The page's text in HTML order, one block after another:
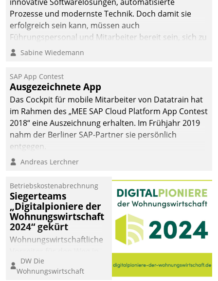
Prozesse und modernste Technik. Doch damit sie
erfolgreich sein kann, müssen auch
Führungspersonal und Mitarbeiter bereit sein, sich zu
verändern und anzupassen, sonst werden sie an ihr
Sabine Wiedemann
SAP App Contest
Ausgezeichnete App
Das Cockpit für mobile Mitarbeiter von Datatrain hat
im Rahmen des „MEE SAP Cloud Platform App Contest
2018“ eine Auszeichnung erhalten. Im Frühjahr 2019
nahm der Berliner SAP-Partner sie persönlich
entgegen.
Andreas Lerchner
Betriebskostenabrechnung
Siegerteams
„Digitalpioniere der
Wohnungswirtschaft
2024“ gekürt
Wohnungswirtschaftliche
eine digitale Zukunft zu
finden, ist das Ziel des
DW Die
Wohnungswirtschaft